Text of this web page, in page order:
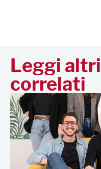
Leggi
correlati